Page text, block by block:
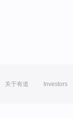
关于有道 Investors